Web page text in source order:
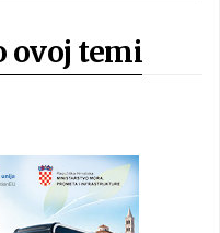
ovoj temi